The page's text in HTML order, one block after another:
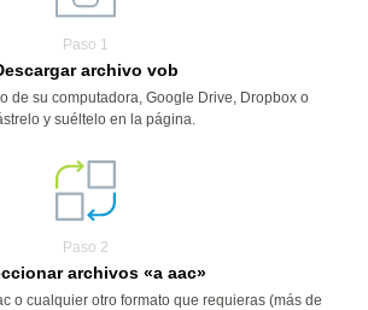
Paso 1
archivo vob
de su computadora, Google Drive, Dropbox o
y suéltelo en la página.
Paso 2
archivos «a aac»
o cualquier otro formato que requieras (más de